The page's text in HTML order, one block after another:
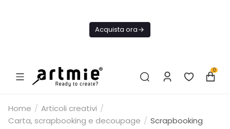
Acquista ora
0
Home / Articoli creativi /
Carta, scrapbooking e decoupage / Scrapbooking